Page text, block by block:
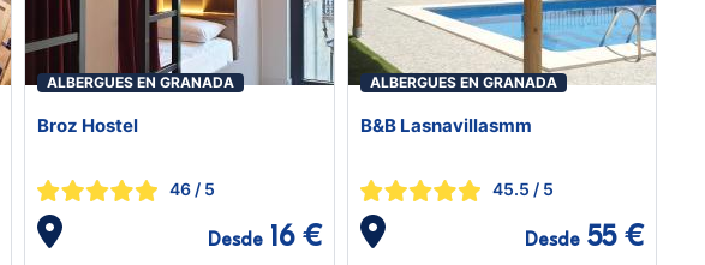
ALBERGUES EN GRANADA
Broz Hostel
46 / 5
Desde 16 €
ALBERGUES EN GRANADA
B&B Lasnavillasmm
45.5 / 5
Desde 55 €